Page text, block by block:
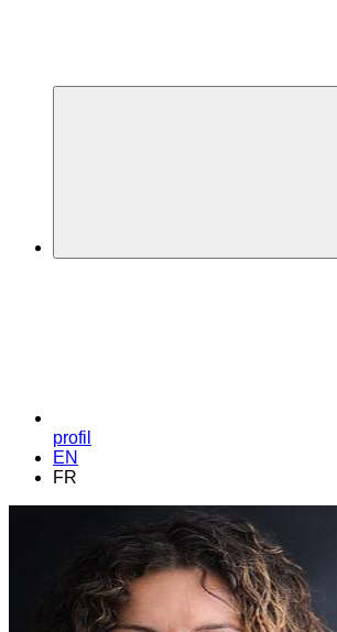
profil
EN
FR